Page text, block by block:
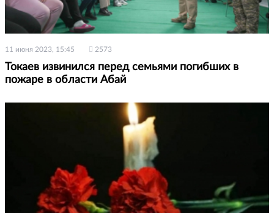
11 июня 2023, 15:45 2573
Токаев извинился перед семьями погибших в
пожаре в области Абай